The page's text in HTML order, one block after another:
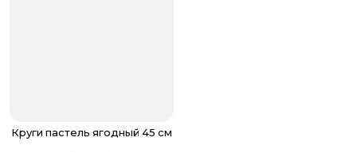
Круги пастель ягодный 45 см